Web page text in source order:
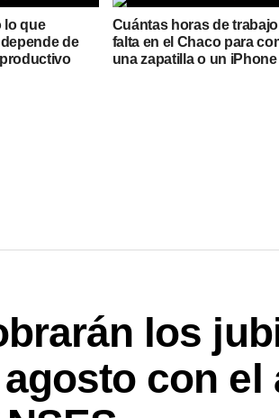
lo que
de
Cuántas horas de
falta en el Chaco para
una zapatilla o un iPhone
los
con el